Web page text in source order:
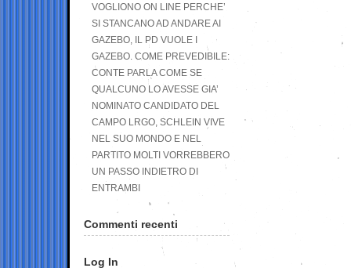
VOGLIONO ON LINE PERCHE’
SI STANCANO AD ANDARE AI
GAZEBO, IL PD VUOLE I
GAZEBO. COME PREVEDIBILE:
CONTE PARLA COME SE
QUALCUNO LO AVESSE GIA’
NOMINATO CANDIDATO DEL
CAMPO LRGO, SCHLEIN VIVE
NEL SUO MONDO E NEL
PARTITO MOLTI VORREBBERO
UN PASSO INDIETRO DI
ENTRAMBI
Commenti recenti
Log In